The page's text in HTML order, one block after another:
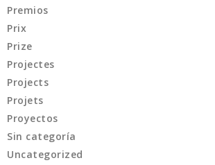
Premios
Prix
Prize
Projectes
Projects
Projets
Proyectos
Sin categoría
Uncategorized